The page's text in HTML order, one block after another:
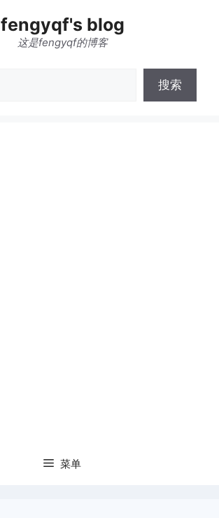
fengyqf's blog
这是fengyqf的博客
搜索
菜单